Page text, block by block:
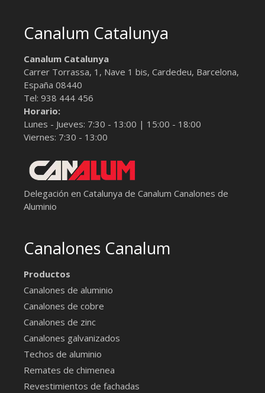
Canalum Catalunya
Canalum Catalunya
Carrer Torrassa, 1, Nave 1 bis, Cardedeu, Barcelona,
España 08440
Tel: 938 444 456
Horario:
Lunes - Jueves: 7:30 - 13:00 | 15:00 - 18:00
Viernes: 7:30 - 13:00
Delegación en Catalunya de Canalum Canalones de
Aluminio
Canalones Canalum
Productos
Canalones de aluminio
Canalones de cobre
Canalones de zinc
Canalones galvanizados
Techos de aluminio
Remates de chimenea
Revestimientos de fachadas